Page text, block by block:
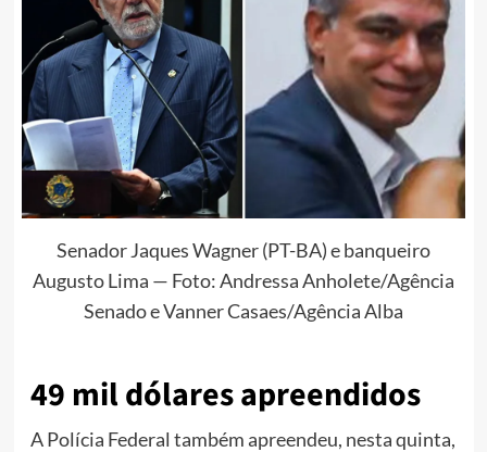
Senador Jaques Wagner (PT-BA) e banqueiro
Augusto Lima — Foto: Andressa Anholete/Agência
Senado e Vanner Casaes/Agência Alba
49 mil dólares apreendidos
A Polícia Federal também apreendeu, nesta quinta,